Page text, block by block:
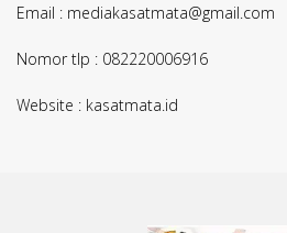
Email : mediakasatmata@gmail.com
Nomor tlp : 082220006916
Website : kasatmata.id